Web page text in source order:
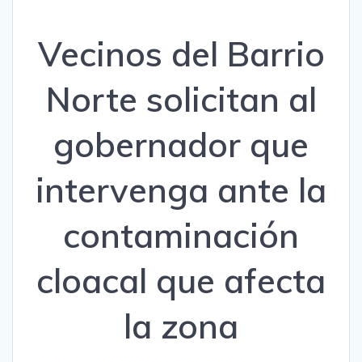
Vecinos del Barrio
Norte solicitan al
gobernador que
intervenga ante la
contaminación
cloacal que afecta
la zona